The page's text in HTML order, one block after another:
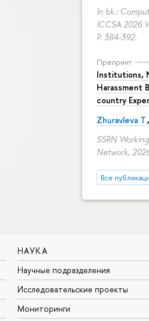
In bk.:
ICCSA 2026
P. 384-392.
Препринт
Institutions,
Harassment
country
Zhuravleva T.,
SSRN
Network,
Все
НАУКА
Научные подразделения
Исследовательские проекты
Мониторинги